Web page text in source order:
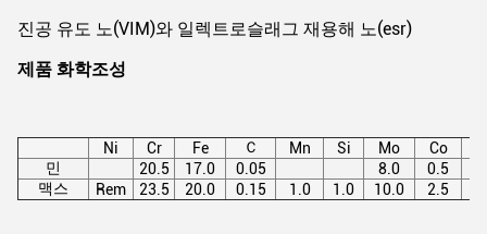
진공 유도 노(VIM)와 일렉트로슬래그 재용해 노(esr)
제품 화학조성
Ni Cr Fe Ｃ Mn Si Mo Co
민
20.5 17.0 0.05 8.0
0.5
맥스
Rem 23.5 20.0 0.15 1.0 1.0 10.0 2.5